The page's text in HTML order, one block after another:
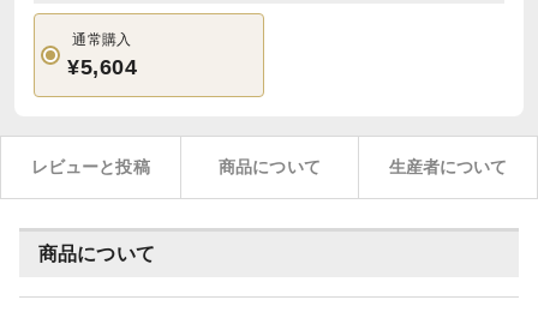
通常購入
¥5,604
レビューと投稿 商品について 生産者について
商品について